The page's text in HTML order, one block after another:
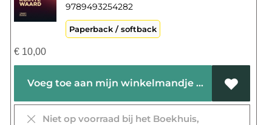
9789493254282
Paperback / softback
€10,00
Voeg toe aan mijn winkelmandje
Niet op voorraad bij het Boekhuis,